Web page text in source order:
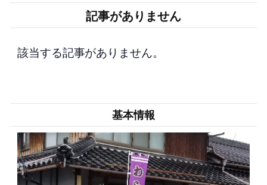
記事がありません
該当する記事がありません。
基本情報